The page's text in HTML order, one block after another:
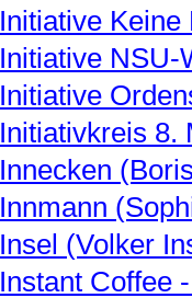
Initiative Keine
Initiative NSU-
Initiative
Initiativkreis 8.
Innecken
Innmann
Insel (Volker
Instant Coffee